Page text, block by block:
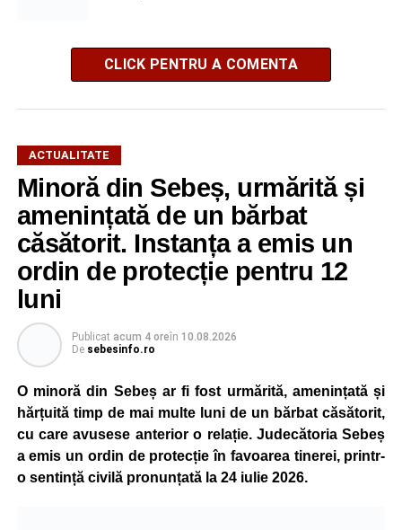
CLICK PENTRU A COMENTA
ACTUALITATE
Minoră din Sebeș, urmărită și
amenințată de un bărbat
căsătorit. Instanța a emis un
ordin de protecție pentru 12
luni
Publicat acum 4 oreîn 10.08.2026
De sebesinfo.ro
O minoră din Sebeș ar fi fost urmărită, amenințată și
hărțuită timp de mai multe luni de un bărbat căsătorit,
cu care avusese anterior o relație. Judecătoria Sebeș
a emis un ordin de protecție în favoarea tinerei, printr-
o sentință civilă pronunțată la 24 iulie 2026.